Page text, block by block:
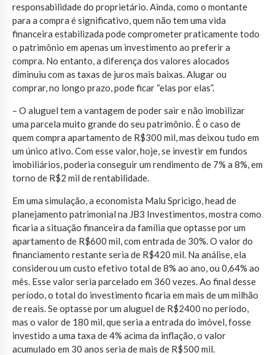
responsabilidade do proprietário. Ainda, como o montante
para a compra é significativo, quem não tem uma vida
financeira estabilizada pode comprometer praticamente todo
o patrimônio em apenas um investimento ao preferir a
compra. No entanto, a diferença dos valores alocados
diminuiu com as taxas de juros mais baixas. Alugar ou
comprar, no longo prazo, pode ficar “elas por elas”.
– O aluguel tem a vantagem de poder sair e não imobilizar
uma parcela muito grande do seu patrimônio. É o caso de
quem compra apartamento de R$300 mil, mas deixou tudo em
um único ativo. Com esse valor, hoje, se investir em fundos
imobiliários, poderia conseguir um rendimento de 7% a 8%, em
torno de R$2 mil de rentabilidade.
Em uma simulação, a economista Malu Spricigo, head de
planejamento patrimonial na JB3 Investimentos, mostra como
ficaria a situação financeira da família que optasse por um
apartamento de R$600 mil, com entrada de 30%. O valor do
financiamento restante seria de R$420 mil. Na análise, ela
considerou um custo efetivo total de 8% ao ano, ou 0,64% ao
mês. Esse valor seria parcelado em 360 vezes. Ao final desse
período, o total do investimento ficaria em mais de um milhão
de reais. Se optasse por um aluguel de R$2400 no período,
mas o valor de 180 mil, que seria a entrada do imóvel, fosse
investido a uma taxa de 4% acima da inflação, o valor
acumulado em 30 anos seria de mais de R$500 mil.